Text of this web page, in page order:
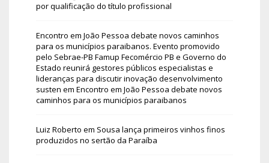
por qualificação do título profissional
Encontro em João Pessoa debate novos caminhos
para os municípios paraibanos. Evento promovido
pelo Sebrae-PB Famup Fecomércio PB e Governo do
Estado reunirá gestores públicos especialistas e
lideranças para discutir inovação desenvolvimento
susten em Encontro em João Pessoa debate novos
caminhos para os municípios paraibanos
Luiz Roberto em Sousa lança primeiros vinhos finos
produzidos no sertão da Paraíba